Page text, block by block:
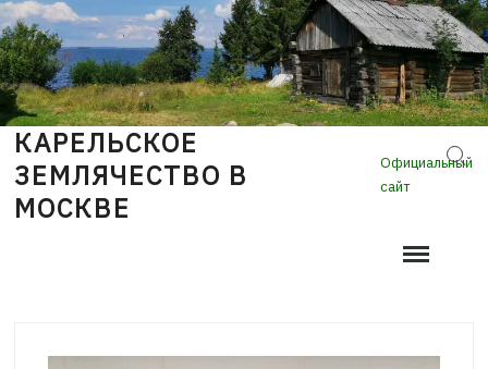
Skip
to
content
КАРЕЛЬСКОЕ
ЗЕМЛЯЧЕСТВО В
МОСКВЕ
Официальный
сайт